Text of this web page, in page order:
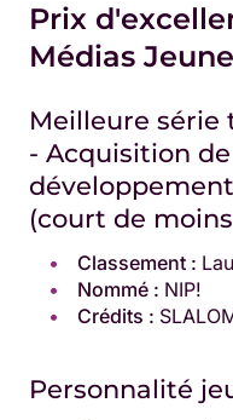
Prix
Médias
Meilleure série
- Acquisition
(court de
Classement :
Nommé : NIP!
Crédits :
Personnalité